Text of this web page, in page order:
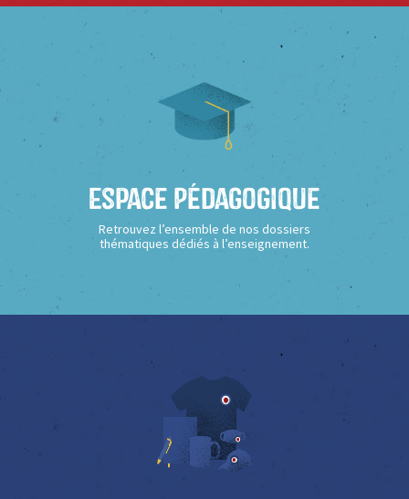
Espace Pédagogique
Retrouvez l’ensemble de nos dossiers
thématiques dédiés à l’enseignement.